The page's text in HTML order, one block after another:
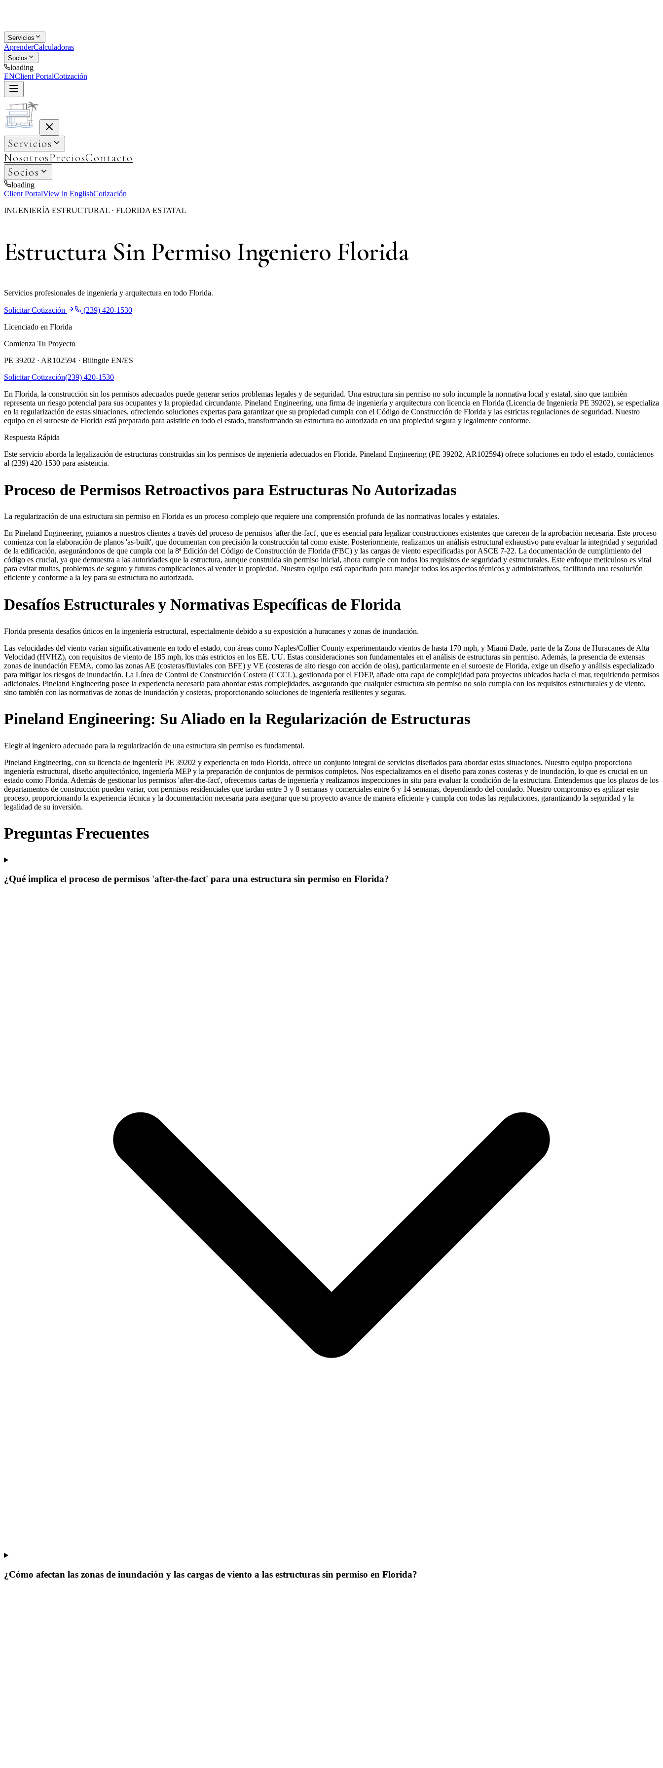
Servicios
AprenderCalculadoras
Socios
loading
ENClient PortalCotización
Servicios
NosotrosPreciosContacto
Socios
loading
Client PortalView in EnglishCotización
INGENIERÍA ESTRUCTURAL · FLORIDA ESTATAL
Estructura Sin Permiso Ingeniero Florida
Servicios profesionales de ingeniería y arquitectura en todo Florida.
Solicitar Cotización
(239) 420-1530
Licenciado en Florida
Comienza Tu Proyecto
PE 39202 · AR102594 · Bilingüe EN/ES
Solicitar Cotización(239) 420-1530
En Florida, la construcción sin los permisos adecuados puede generar serios problemas legales y de seguridad. Una estructura sin permiso no solo incumple la normativa local y estatal, sino que también
representa un riesgo potencial para sus ocupantes y la propiedad circundante. Pineland Engineering, una firma de ingeniería y arquitectura con licencia en Florida (Licencia de Ingeniería PE 39202), se especializa
en la regularización de estas situaciones, ofreciendo soluciones expertas para garantizar que su propiedad cumpla con el Código de Construcción de Florida y las estrictas regulaciones de seguridad. Nuestro
equipo en el suroeste de Florida está preparado para asistirle en todo el estado, transformando su estructura no autorizada en una propiedad segura y legalmente conforme.
Respuesta Rápida
Este servicio aborda la legalización de estructuras construidas sin los permisos de ingeniería adecuados en Florida. Pineland Engineering (PE 39202, AR102594) ofrece soluciones en todo el estado, contáctenos
al (239) 420-1530 para asistencia.
Proceso de Permisos Retroactivos para Estructuras No Autorizadas
La regularización de una estructura sin permiso en Florida es un proceso complejo que requiere una comprensión profunda de las normativas locales y estatales.
En Pineland Engineering, guiamos a nuestros clientes a través del proceso de permisos 'after-the-fact', que es esencial para legalizar construcciones existentes que carecen de la aprobación necesaria. Este proceso
comienza con la elaboración de planos 'as-built', que documentan con precisión la construcción tal como existe. Posteriormente, realizamos un análisis estructural exhaustivo para evaluar la integridad y seguridad
de la edificación, asegurándonos de que cumpla con la 8ª Edición del Código de Construcción de Florida (FBC) y las cargas de viento especificadas por ASCE 7-22. La documentación de cumplimiento del
código es crucial, ya que demuestra a las autoridades que la estructura, aunque construida sin permiso inicial, ahora cumple con todos los requisitos de seguridad y estructurales. Este enfoque meticuloso es vital
para evitar multas, problemas de seguro y futuras complicaciones al vender la propiedad. Nuestro equipo está capacitado para manejar todos los aspectos técnicos y administrativos, facilitando una resolución
eficiente y conforme a la ley para su estructura no autorizada.
Desafíos Estructurales y Normativas Específicas de Florida
Florida presenta desafíos únicos en la ingeniería estructural, especialmente debido a su exposición a huracanes y zonas de inundación.
Las velocidades del viento varían significativamente en todo el estado, con áreas como Naples/Collier County experimentando vientos de hasta 170 mph, y Miami-Dade, parte de la Zona de Huracanes de Alta
Velocidad (HVHZ), con requisitos de viento de 185 mph, los más estrictos en los EE. UU. Estas consideraciones son fundamentales en el análisis de estructuras sin permiso. Además, la presencia de extensas
zonas de inundación FEMA, como las zonas AE (costeras/fluviales con BFE) y VE (costeras de alto riesgo con acción de olas), particularmente en el suroeste de Florida, exige un diseño y análisis especializado
para mitigar los riesgos de inundación. La Línea de Control de Construcción Costera (CCCL), gestionada por el FDEP, añade otra capa de complejidad para proyectos ubicados hacia el mar, requiriendo permisos
adicionales. Pineland Engineering posee la experiencia necesaria para abordar estas complejidades, asegurando que cualquier estructura sin permiso no solo cumpla con los requisitos estructurales y de viento,
sino también con las normativas de zonas de inundación y costeras, proporcionando soluciones de ingeniería resilientes y seguras.
Pineland Engineering: Su Aliado en la Regularización de Estructuras
Elegir al ingeniero adecuado para la regularización de una estructura sin permiso es fundamental.
Pineland Engineering, con su licencia de ingeniería PE 39202 y experiencia en todo Florida, ofrece un conjunto integral de servicios diseñados para abordar estas situaciones. Nuestro equipo proporciona
ingeniería estructural, diseño arquitectónico, ingeniería MEP y la preparación de conjuntos de permisos completos. Nos especializamos en el diseño para zonas costeras y de inundación, lo que es crucial en un
estado como Florida. Además de gestionar los permisos 'after-the-fact', ofrecemos cartas de ingeniería y realizamos inspecciones in situ para evaluar la condición de la estructura. Entendemos que los plazos de los
departamentos de construcción pueden variar, con permisos residenciales que tardan entre 3 y 8 semanas y comerciales entre 6 y 14 semanas, dependiendo del condado. Nuestro compromiso es agilizar este
proceso, proporcionando la experiencia técnica y la documentación necesaria para asegurar que su proyecto avance de manera eficiente y cumpla con todas las regulaciones, garantizando la seguridad y la
legalidad de su inversión.
Preguntas Frecuentes
¿Qué implica el proceso de permisos 'after-the-fact' para una estructura sin permiso en Florida?
¿Cómo afectan las zonas de inundación y las cargas de viento a las estructuras sin permiso en Florida?